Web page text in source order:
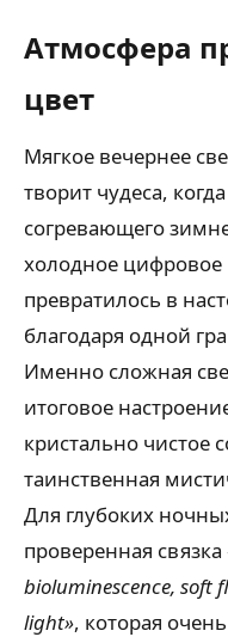
Атмосфера
цвет
Мягкое вечернее
творит чудеса,
согревающего
холодное цифровое
превратилось в
благодаря одной
Именно сложная
итоговое
кристально чистое
таинственная
Для глубоких
проверенная связка
bioluminescence, soft
light», которая